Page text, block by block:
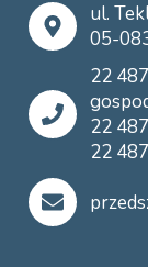
ul.
05-
22
22
22